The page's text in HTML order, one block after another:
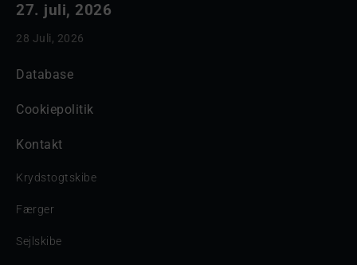
27. juli, 2026
28 Juli, 2026
Database
Cookiepolitik
Kontakt
Krydstogtskibe
Færger
Sejlskibe